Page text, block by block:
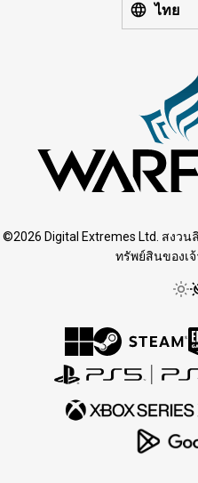
ไทย
©2026 Digital Extremes Ltd. สงว
ทรัพย์สินของเ